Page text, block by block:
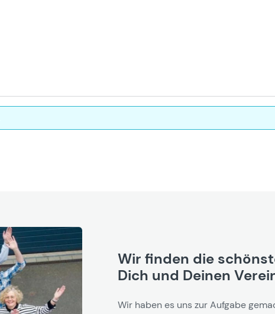
Wir finden die
Dich und Deinen
Wir haben es uns zur Aufgabe